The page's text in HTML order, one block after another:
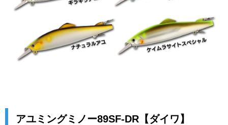
アユミングミノー89SF-DR【ダイワ】